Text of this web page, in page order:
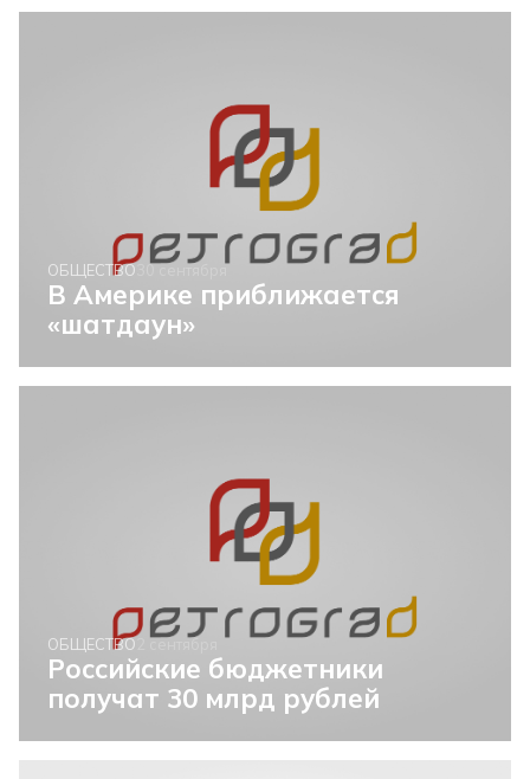
ОБЩЕСТВО 30 сентября
В Америке приближается
«шатдаун»
ОБЩЕСТВО 2 сентября
Российские бюджетники
получат 30 млрд рублей